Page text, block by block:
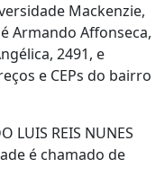
Mackenzie,
Armando Affonseca,
2491, e
e CEPs do bairro
LUIS REIS NUNES
é chamado de